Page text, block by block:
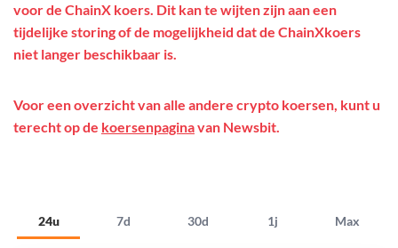
24u 7d 30d 1j Max
voor de ChainX koers. Dit kan te wijten zijn aan een
tijdelijke storing of de mogelijkheid dat de ChainXkoers
niet langer beschikbaar is.
Voor een overzicht van alle andere crypto koersen, kunt u
terecht op de koersenpaginavan Newsbit.